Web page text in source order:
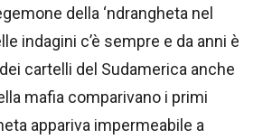
della ‘ndrangheta nel
indagini c’è sempre e da anni è
cartelli del Sudamerica anche
mafia comparivano i primi
appariva impermeabile a